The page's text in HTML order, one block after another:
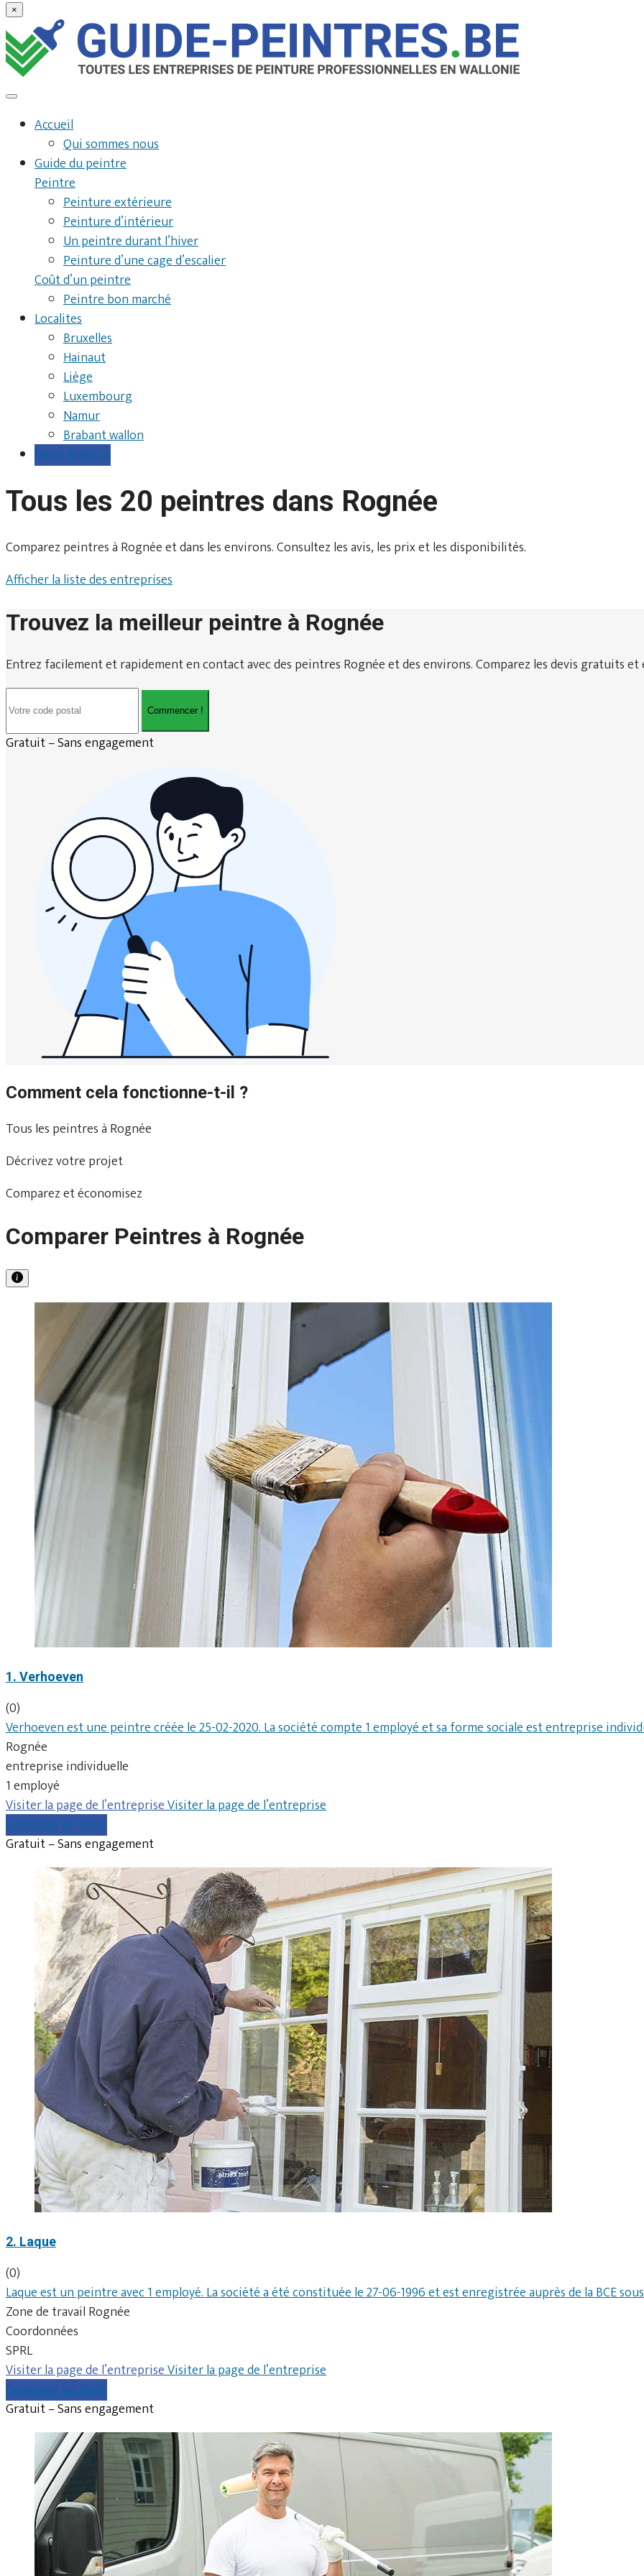
×
Accueil
Qui sommes nous
Guide du peintre
Peintre
Peinture extérieure
Peinture d’intérieur
Un peintre durant l’hiver
Peinture d’une cage d’escalier
Coût d’un peintre
Peintre bon marché
Localites
Bruxelles
Hainaut
Liège
Luxembourg
Namur
Brabant wallon
Devis gratuits
Tous les 20 peintres dans Rognée
Comparez peintres à Rognée et dans les environs. Consultez les avis, les prix et les disponibilités.
Afficher la liste des entreprises
Trouvez la meilleur peintre à Rognée
Entrez facilement et rapidement en contact avec des peintres Rognée et des environs. Comparez les devis gratuits
Commencer !
Gratuit – Sans engagement
Comment cela fonctionne-t-il ?
Tous les peintres à Rognée
Décrivez votre projet
Comparez et économisez
Comparer Peintres à Rognée
1. Verhoeven
(0)
Verhoeven est une peintre créée le 25-02-2020. La société compte 1 employé et sa forme sociale est entreprise
Rognée
entreprise individuelle
1 employé
Visiter la page de l’entrepriseVisiter la page de l’entreprise
Comparer les devis
Gratuit – Sans engagement
2. Laque
(0)
Laque est un peintre avec 1 employé. La société a été constituée le 27-06-1996 et est enregistrée auprès de la BCE
Zone de travail Rognée
Coordonnées
SPRL
Visiter la page de l’entrepriseVisiter la page de l’entreprise
Comparer les devis
Gratuit – Sans engagement